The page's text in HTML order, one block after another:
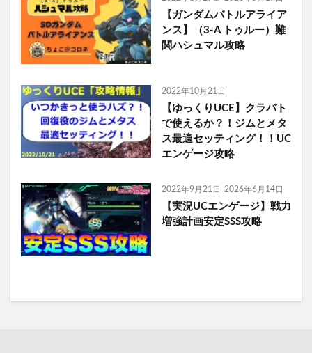
【ガンダムバトルアライア
ンス】（3-A トゥルー）難
関ハシュマル攻略
2022年10月21日
【ゆっくりUCE】クラバト
で使えるか？！ジムとメタ
ス最適セッティング！！UC
エンゲージ攻略
2022年9月21日 2026年6月14日
【実況UCエンゲージ】戦力
増強計画安定SSS攻略